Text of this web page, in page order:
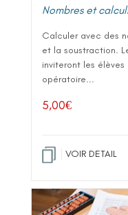
Nombres et
Calculer avec des
et la soustraction.
inviteront les
opératoire...
5,00€
VOIR DETAIL